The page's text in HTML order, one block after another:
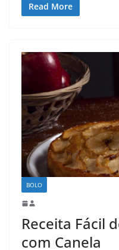
Read More
BOLO
Receita Fácil
com Canela